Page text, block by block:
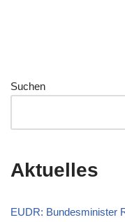
Suchen
Aktuelles
EUDR: Bundesminister